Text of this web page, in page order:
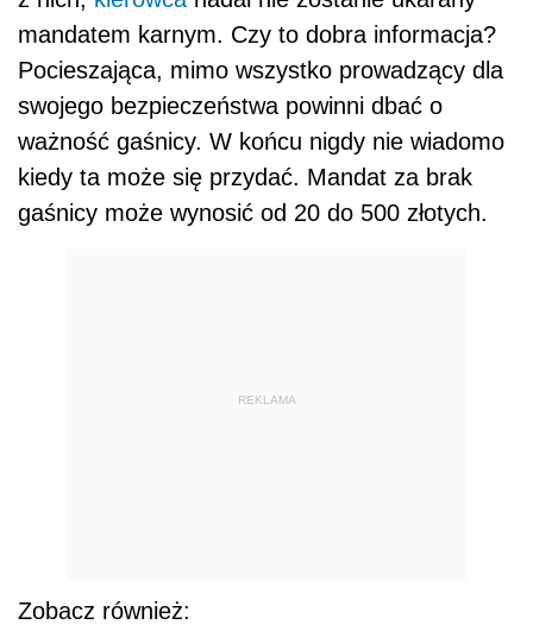
mandatem karnym. Czy to dobra informacja?
Pocieszająca, mimo wszystko prowadzący dla
swojego bezpieczeństwa powinni dbać o
ważność gaśnicy. W końcu nigdy nie wiadomo
kiedy ta może się przydać. Mandat za brak
gaśnicy może wynosić od 20 do 500 złotych.
REKLAMA
Zobacz również: